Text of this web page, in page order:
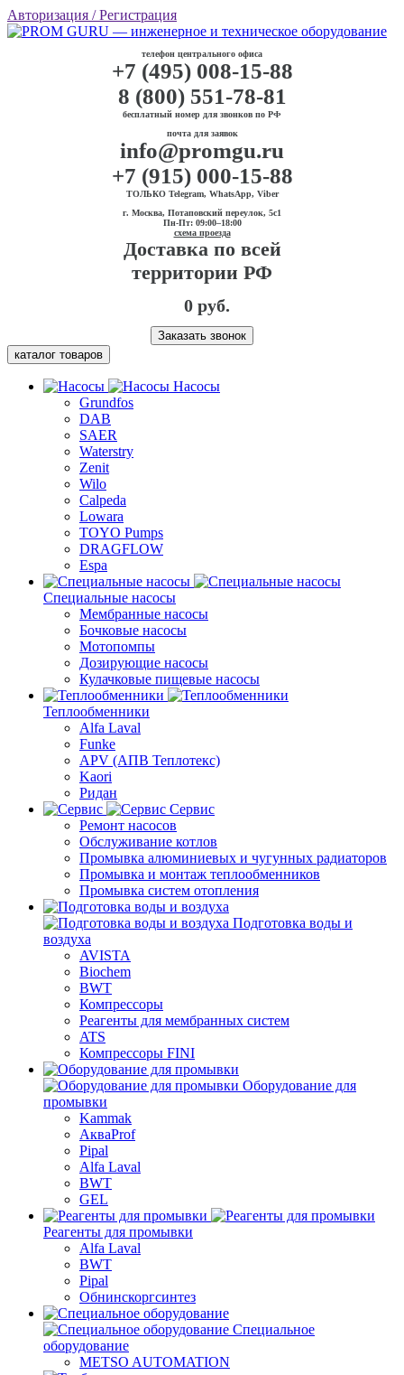
Авторизация / Регистрация
телефон центрального офиса
+7 (495) 008-15-88
8 (800) 551-78-81
бесплатный номер для звонков по РФ
почта для заявок
info@promgu.ru
+7 (915) 000-15-88
ТОЛЬКО Telegram, WhatsApp, Viber
г. Москва, Потаповский переулок, 5с1
Пн-Пт: 09:00–18:00
схема проезда
Доставка по всей
территории РФ
0 руб.
Заказать звонок
каталог товаров
Насосы
Grundfos
DAB
SAER
Waterstry
Zenit
Wilo
Calpeda
Lowara
TOYO Pumps
DRAGFLOW
Espa
Специальные насосы
Мембранные насосы
Бочковые насосы
Мотопомпы
Дозирующие насосы
Кулачковые пищевые насосы
Теплообменники
Alfa Laval
Funke
APV (АПВ Теплотекс)
Kaori
Ридан
Сервис
Ремонт насосов
Обслуживание котлов
Промывка алюминиевых и чугунных радиаторов
Промывка и монтаж теплообменников
Промывка систем отопления
Подготовка воды и
воздуха
AVISTA
Biochem
BWT
Компрессоры
Реагенты для мембранных систем
ATS
Компрессоры FINI
Оборудование для
промывки
Kammak
АкваProf
Pipal
Alfa Laval
BWT
GEL
Реагенты для промывки
Alfa Laval
BWT
Pipal
Обнинскоргсинтез
Специальное
оборудование
METSO AUTOMATION